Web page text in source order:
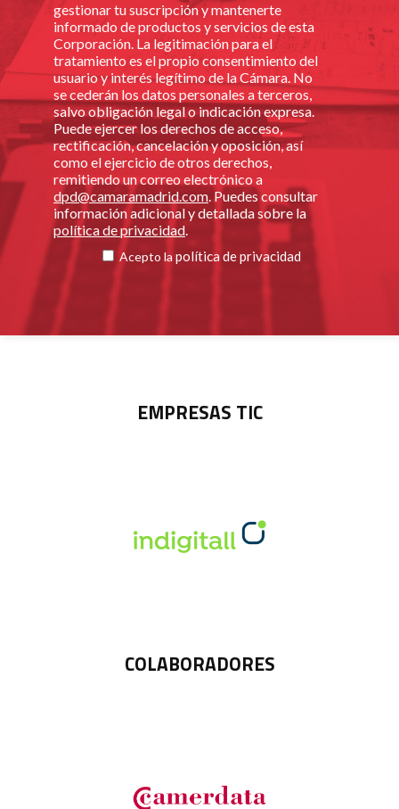
gestionar tu suscripción y mantenerte
informado de productos y servicios de esta
Corporación. La legitimación para el
tratamiento es el propio consentimiento del
usuario y interés legítimo de la Cámara. No
se cederán los datos personales a terceros,
salvo obligación legal o indicación expresa.
Puede ejercer los derechos de acceso,
rectificación, cancelación y oposición, así
como el ejercicio de otros derechos,
remitiendo un correo electrónico a
dpd@camaramadrid.com. Puedes consultar
información adicional y detallada sobre la
política de privacidad.
Acepto la política de privacidad
EMPRESAS TIC
COLABORADORES